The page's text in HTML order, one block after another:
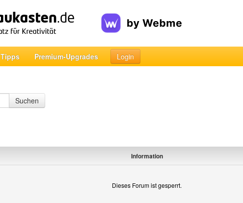
Tipps Premium-Upgrades Login
Suchen
Information
Dieses Forum ist gesperrt.